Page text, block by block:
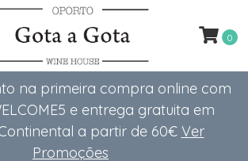
na primeira compra online com
e entrega gratuita em
a partir de 60€ Ver
Promoções
0